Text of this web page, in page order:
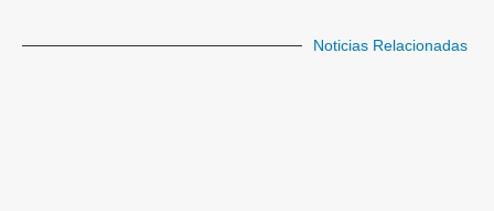
Noticias Relacionadas